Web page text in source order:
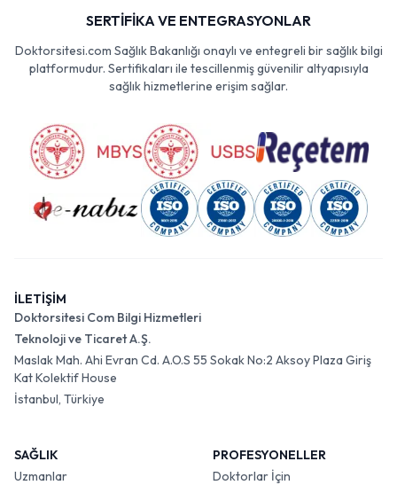
SERTİFİKA VE ENTEGRASYONLAR
Doktorsitesi.com Sağlık Bakanlığı onaylı ve entegreli bir sağlık bilgi
platformudur. Sertifikaları ile tescillenmiş güvenilir altyapısıyla
sağlık hizmetlerine erişim sağlar.
İLETİŞİM
Doktorsitesi Com Bilgi Hizmetleri
Teknoloji ve Ticaret A.Ş.
Maslak Mah. Ahi Evran Cd. A.O.S 55 Sokak No:2 Aksoy Plaza Giriş
Kat Kolektif House
İstanbul, Türkiye
SAĞLIK
Uzmanlar
PROFESYONELLER
Doktorlar İçin